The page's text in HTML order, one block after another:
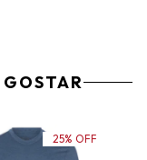
25% OFF